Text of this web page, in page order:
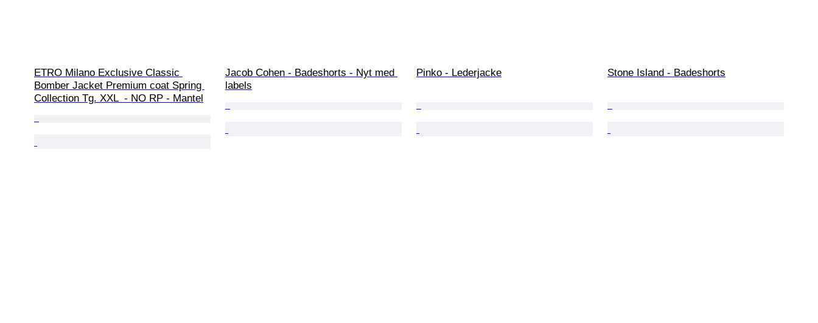
ETRO Milano Exclusive Classic
Bomber Jacket Premium coat Spring
Collection Tg. XXL  - NO RP - Mantel
Jacob Cohen - Badeshorts - Nyt med
labels
Pinko - Lederjacke Stone Island - Badeshorts